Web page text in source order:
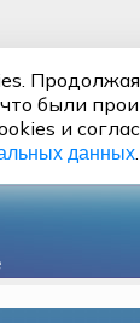
Продолжая
были
и
данных.